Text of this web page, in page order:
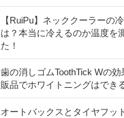
【RuiPu】ネッククーラーの
は？本当に冷えるのか温度を
た！
歯の消しゴムToothTick Wの効
販品でホワイトニングはでき
オートバックスとタイヤフッ